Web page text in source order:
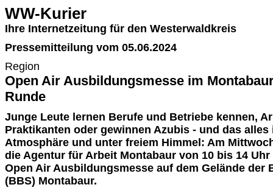
WW-Kurier
Ihre Internetzeitung für den Westerwaldkreis
Pressemitteilung vom 05.06.2024
Region
Open Air Ausbildungsmesse im
Runde
Junge Leute lernen Berufe und Betriebe kennen,
Praktikanten oder gewinnen Azubis - und das
Atmosphäre und unter freiem Himmel: Am
die Agentur für Arbeit Montabaur von 10 bis 14
Open Air Ausbildungsmesse auf dem Gelände der
(BBS) Montabaur.